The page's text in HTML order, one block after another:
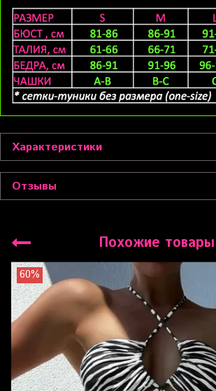
Характеристики
Отзывы
Похожие товары
60%